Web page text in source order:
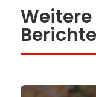
Berichte